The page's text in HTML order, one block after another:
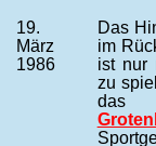
19.
März
1986
Das
im
ist nur
zu